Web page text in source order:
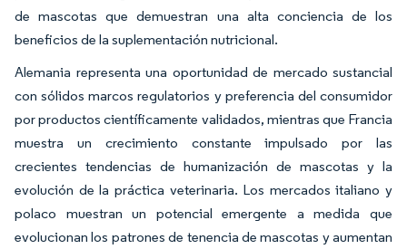
de mascotas que demuestran una alta conciencia de los
beneficios de la suplementación nutricional.
Alemania representa una oportunidad de mercado sustancial
con sólidos marcos regulatorios y preferencia del consumidor
por productos científicamente validados, mientras que Francia
muestra un crecimiento constante impulsado por las
crecientes tendencias de humanización de mascotas y la
evolución de la práctica veterinaria. Los mercados italiano y
polaco muestran un potencial emergente a medida que
evolucionan los patrones de tenencia de mascotas y aumentan